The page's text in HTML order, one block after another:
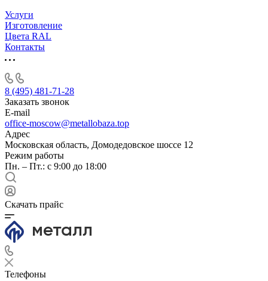
Услуги
Изготовление
Цвета RAL
Контакты
8 (495) 481-71-28
Заказать звонок
E-mail
office-moscow@metallobaza.top
Адрес
Московская область, Домодедовское шоссе 12
Режим работы
Пн. – Пт.: с 9:00 до 18:00
Скачать прайс
Телефоны